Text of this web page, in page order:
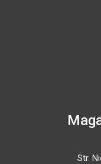
Str.